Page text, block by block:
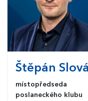
Štěpán
místopředseda
poslaneckého klubu